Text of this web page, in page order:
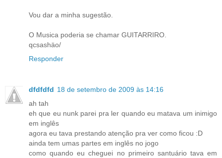
Vou dar a minha sugestão.
O Musica poderia se chamar GUITARRIRO.
qcsashäo/
Responder
dfdfdfd 18 de setembro de 2009 às 14:16
ah tah
eh que eu nunk parei pra ler quando eu matava um inimigo
em inglês
agora eu tava prestando atenção pra ver como ficou :D
ainda tem umas partes em inglês no jogo
como quando eu cheguei no primeiro santuário tava em